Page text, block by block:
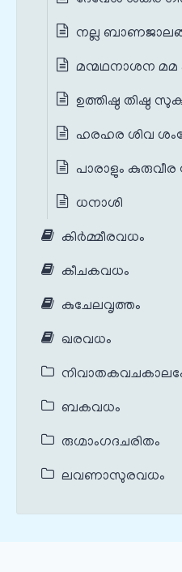
നല്ല
മന്മഥനാശന
ഉത്തിഷ്ഠ തിഷ്ഠ
ഹരഹര ശിവ
പാരാളും
ധനാശി
കിർമ്മീരവധം
കീചകവധം
കുചേലവൃത്തം
ഖരവധം
ബകവധം
രുഗ്മാംഗദചരിതം
ലവണാസുരവധം